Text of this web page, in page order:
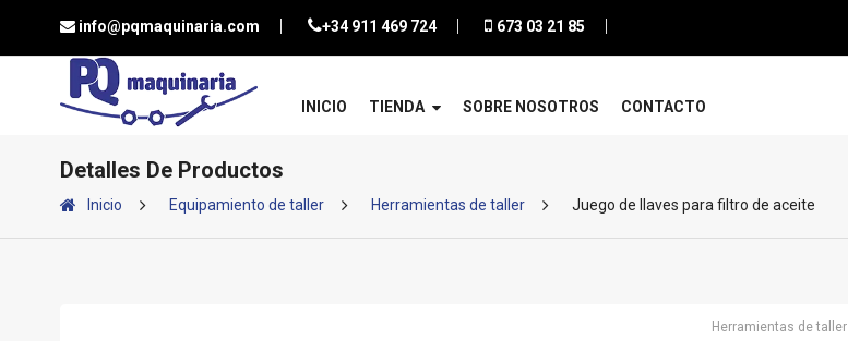
info@pqmaquinaria.com +34 911 469 724 673 03 21 85
INICIO TIENDA SOBRE NOSOTROS CONTACTO
Detalles De Productos
Inicio Equipamiento de taller Herramientas de taller Juego de llaves para filtro de aceite
Herramientas de taller